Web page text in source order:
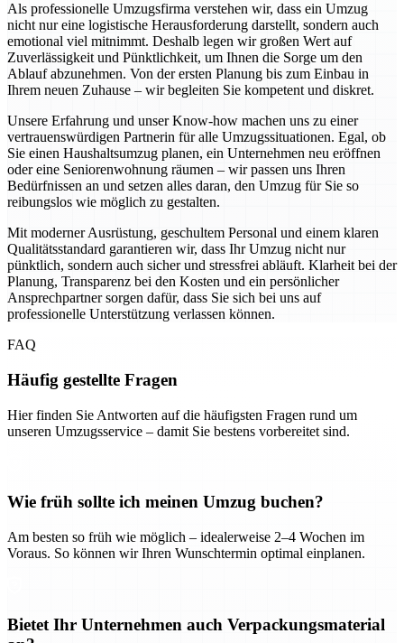
Als professionelle Umzugsfirma verstehen wir, dass ein Umzug
nicht nur eine logistische Herausforderung darstellt, sondern auch
emotional viel mitnimmt. Deshalb legen wir großen Wert auf
Zuverlässigkeit und Pünktlichkeit, um Ihnen die Sorge um den
Ablauf abzunehmen. Von der ersten Planung bis zum Einbau in
Ihrem neuen Zuhause – wir begleiten Sie kompetent und diskret.
Unsere Erfahrung und unser Know-how machen uns zu einer
vertrauenswürdigen Partnerin für alle Umzugssituationen. Egal, ob
Sie einen Haushaltsumzug planen, ein Unternehmen neu eröffnen
oder eine Seniorenwohnung räumen – wir passen uns Ihren
Bedürfnissen an und setzen alles daran, den Umzug für Sie so
reibungslos wie möglich zu gestalten.
Mit moderner Ausrüstung, geschultem Personal und einem klaren
Qualitätsstandard garantieren wir, dass Ihr Umzug nicht nur
pünktlich, sondern auch sicher und stressfrei abläuft. Klarheit bei der
Planung, Transparenz bei den Kosten und ein persönlicher
Ansprechpartner sorgen dafür, dass Sie sich bei uns auf
professionelle Unterstützung verlassen können.
FAQ
Häufig gestellte Fragen
Hier finden Sie Antworten auf die häufigsten Fragen rund um
unseren Umzugsservice – damit Sie bestens vorbereitet sind.
Wie früh sollte ich meinen Umzug buchen?
Am besten so früh wie möglich – idealerweise 2–4 Wochen im
Voraus. So können wir Ihren Wunschtermin optimal einplanen.
Bietet Ihr Unternehmen auch Verpackungsmaterial